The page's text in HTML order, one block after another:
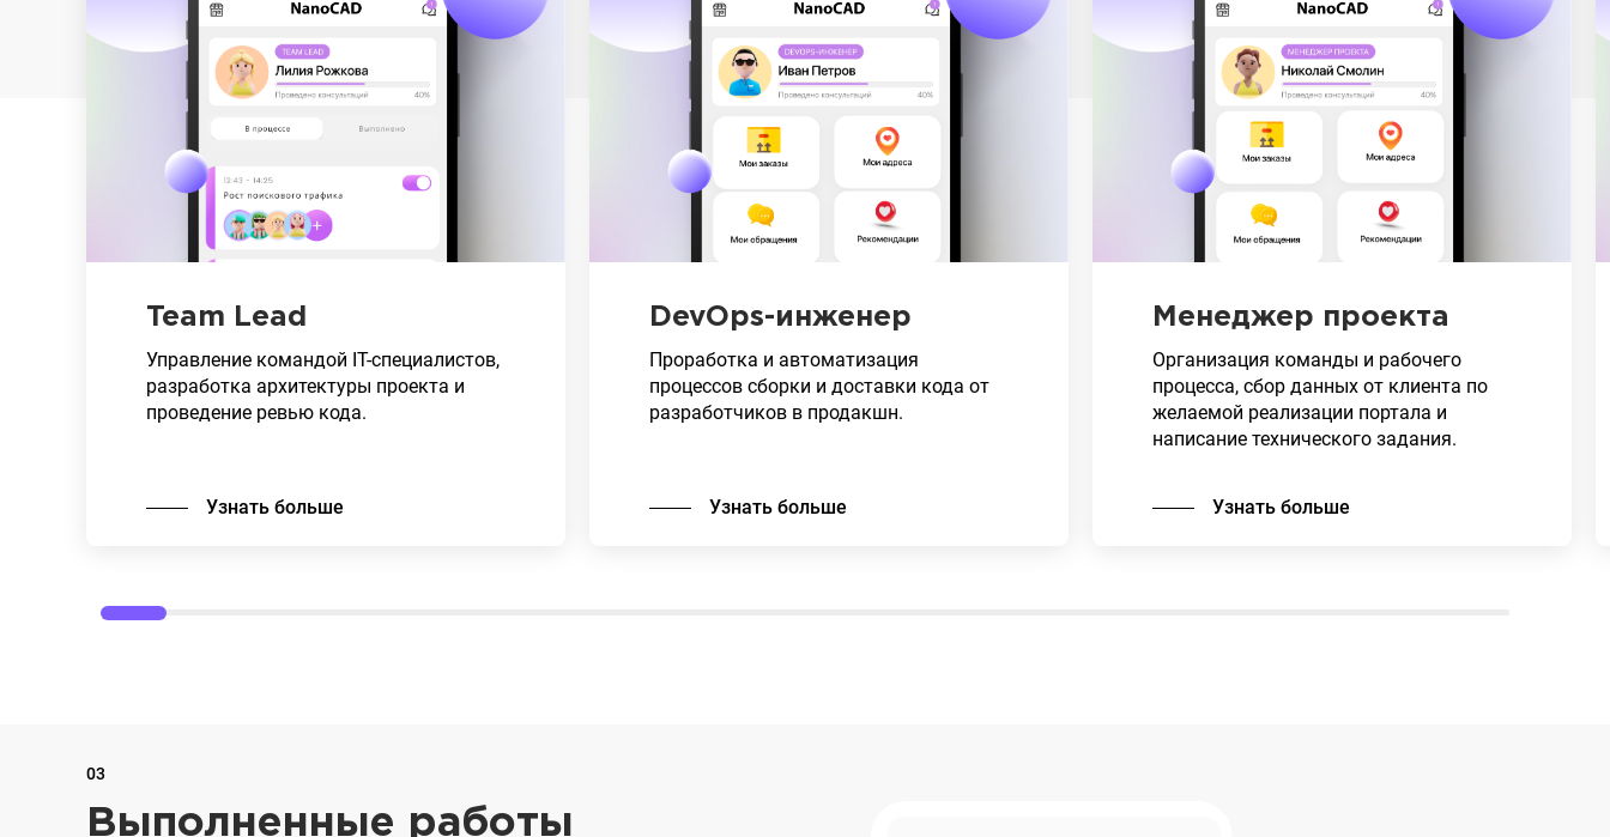
Team Lead
Управление командой IT-специалистов,
разработка архитектуры проекта и
проведение ревью кода.
Узнать больше
DevOps-инженер
Проработка и автоматизация
процессов сборки и доставки кода от
разработчиков в продакшн.
Узнать больше
Менеджер проекта
Организация команды и рабочего
процесса, сбор данных от клиента по
желаемой реализации портала и
написание технического задания.
Узнать больше
03
Выполненные работы